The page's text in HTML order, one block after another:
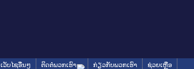
ເວັບໄຊອື່ນໆ ຕິດຕໍ່ພວກເຮົາ ກ່ຽວກັບພວກເຮົາ
ຊ່ວຍເຫຼືອ